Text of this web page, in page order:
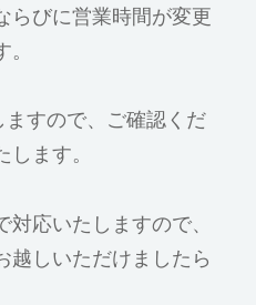
らびに営業時間が変更
。
ますので、ご確認くだ
します。
応いたしますので、
越しいただけましたら